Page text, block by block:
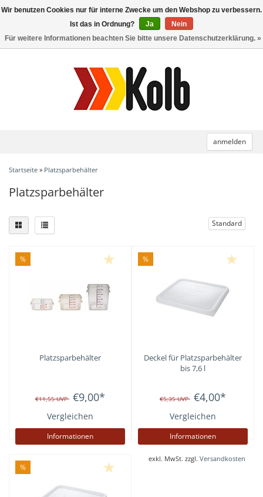
anmelden
Toggle
Startseite » Platzsparbehälter
Platzsparbehälter
Standard
%
Platzsparbehälter
€11,55UVP €9,00*
Vergleichen
Informationen
%
Deckel für Platzsparbehälter
bis 7,6 l
€5,35UVP €4,00*
Vergleichen
Informationen
%
exkl. MwSt. zzgl. Versandkosten
Wir benutzen Cookies nur für interne Zwecke um den Webshop zu verbessern.
Ist das in Ordnung?
Ja
Nein
Für weitere Informationen beachten Sie bitte unsere Datenschutzerklärung. »